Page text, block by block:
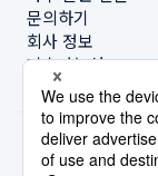
문의하기
회사 정보
지속가능성